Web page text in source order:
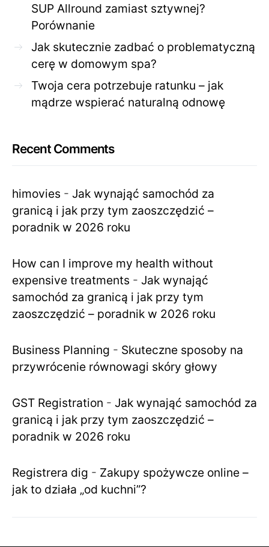
SUP Allround zamiast sztywnej?
Porównanie
Jak skutecznie zadbać o problematyczną
cerę w domowym spa?
Twoja cera potrzebuje ratunku – jak
mądrze wspierać naturalną odnowę
Recent Comments
himovies - Jak wynająć samochód za
granicą i jak przy tym zaoszczędzić –
poradnik w 2026 roku
How can I improve my health without
expensive treatments - Jak wynająć
samochód za granicą i jak przy tym
zaoszczędzić – poradnik w 2026 roku
Business Planning - Skuteczne sposoby na
przywrócenie równowagi skóry głowy
GST Registration - Jak wynająć samochód za
granicą i jak przy tym zaoszczędzić –
poradnik w 2026 roku
Registrera dig - Zakupy spożywcze online –
jak to działa „od kuchni”?